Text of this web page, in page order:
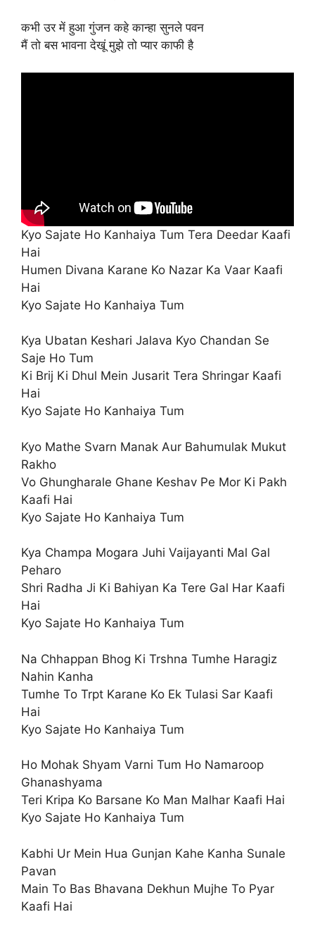
कभी उर में हुआ गुंजन कहे कान्हा सुनले पवन
मैं तो बस भावना देखूं मुझे तो प्यार काफी है
Kyo Sajate Ho Kanhaiya Tum Tera Deedar Kaafi
Hai
Humen Divana Karane Ko Nazar Ka Vaar Kaafi
Hai
Kyo Sajate Ho Kanhaiya Tum
Kya Ubatan Keshari Jalava Kyo Chandan Se
Saje Ho Tum
Ki Brij Ki Dhul Mein Jusarit Tera Shringar Kaafi
Hai
Kyo Sajate Ho Kanhaiya Tum
Kyo Mathe Svarn Manak Aur Bahumulak Mukut
Rakho
Vo Ghungharale Ghane Keshav Pe Mor Ki Pakh
Kaafi Hai
Kyo Sajate Ho Kanhaiya Tum
Kya Champa Mogara Juhi Vaijayanti Mal Gal
Peharo
Shri Radha Ji Ki Bahiyan Ka Tere Gal Har Kaafi
Hai
Kyo Sajate Ho Kanhaiya Tum
Na Chhappan Bhog Ki Trshna Tumhe Haragiz
Nahin Kanha
Tumhe To Trpt Karane Ko Ek Tulasi Sar Kaafi
Hai
Kyo Sajate Ho Kanhaiya Tum
Ho Mohak Shyam Varni Tum Ho Namaroop
Ghanashyama
Teri Kripa Ko Barsane Ko Man Malhar Kaafi Hai
Kyo Sajate Ho Kanhaiya Tum
Kabhi Ur Mein Hua Gunjan Kahe Kanha Sunale
Pavan
Main To Bas Bhavana Dekhun Mujhe To Pyar
Kaafi Hai